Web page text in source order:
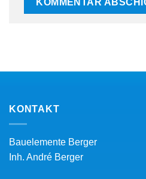
KONTAKT
Bauelemente Berger
Inh. André Berger